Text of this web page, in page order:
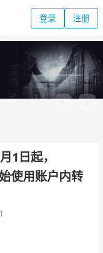
登录 注册
1日起，
使用账户内转